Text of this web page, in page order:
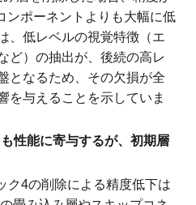
ンポーネントよりも大幅に低
、低レベルの視覚特徴（エ
ど）の抽出が、後続の高レ
となるため、その欠損が全
を与えることを示していま
性能に寄与するが、初期層
ク4の削除による精度低下は